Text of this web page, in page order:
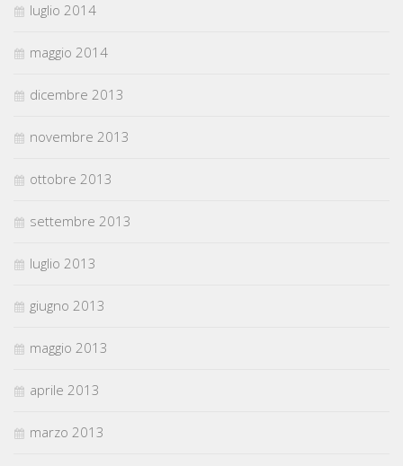
luglio 2014
maggio 2014
dicembre 2013
novembre 2013
ottobre 2013
settembre 2013
luglio 2013
giugno 2013
maggio 2013
aprile 2013
marzo 2013